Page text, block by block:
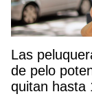
Las
de pelo
quitan hasta